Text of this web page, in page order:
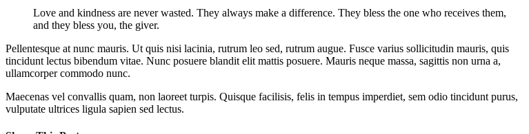
Love and kindness are never wasted. They always make a difference. They bless the one who receives them,
and they bless you, the giver.
Pellentesque at nunc mauris. Ut quis nisi lacinia, rutrum leo sed, rutrum augue. Fusce varius sollicitudin mauris, quis
tincidunt lectus bibendum vitae. Nunc posuere blandit elit mattis posuere. Mauris neque massa, sagittis non urna a,
ullamcorper commodo nunc.
Maecenas vel convallis quam, non laoreet turpis. Quisque facilisis, felis in tempus imperdiet, sem odio tincidunt purus,
vulputate ultrices ligula sapien sed lectus.